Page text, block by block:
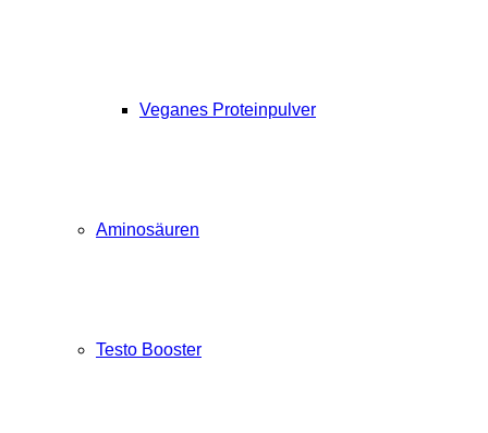
Veganes Proteinpulver
Aminosäuren
Testo Booster